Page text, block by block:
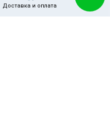
Доставка и оплата